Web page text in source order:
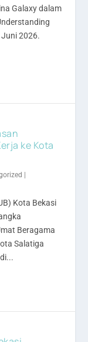
Galaxy dalam
Juni 2026.
ke Kota
Kota Bekasi
Beragama
Salatiga